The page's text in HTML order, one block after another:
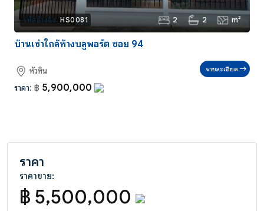
รหัสอ้างอิง: HS0081 2 2 m²
บ้านเช่าใกล้ห้างบลูพอร์ต ซอย 94
หัวหิน
ราคา: ฿ 5,900,000
รายละเอียด
ราคา
ราคาขาย:
฿ 5,500,000